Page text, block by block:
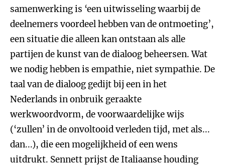
samenwerking is ‘een uitwisseling waarbij de
deelnemers voordeel hebben van de ontmoeting’,
een situatie die alleen kan ontstaan als alle
partijen de kunst van de dialoog beheersen. Wat
we nodig hebben is empathie, niet sympathie. De
taal van de dialoog gedijt bij een in het
Nederlands in onbruik geraakte
werkwoordvorm, de voorwaardelijke wijs
(‘zullen’ in de onvoltooid verleden tijd, met als...
dan...), die een mogelijkheid of een wens
uitdrukt. Sennett prijst de Italiaanse houding